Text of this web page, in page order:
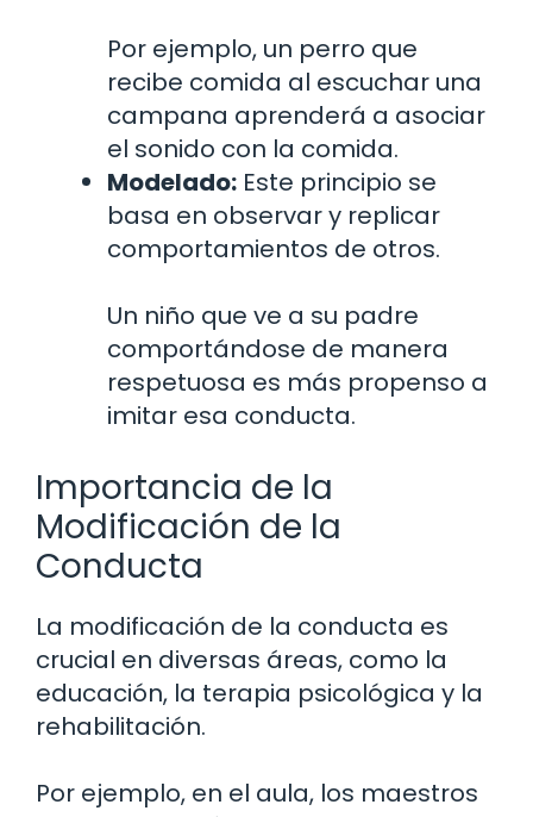
Por ejemplo, un perro que
recibe comida al escuchar una
campana aprenderá a asociar
el sonido con la comida.
Modelado: Este principio se
basa en observar y replicar
comportamientos de otros.
Un niño que ve a su padre
comportándose de manera
respetuosa es más propenso a
imitar esa conducta.
Importancia de la
Modificación de la
Conducta
La modificación de la conducta es
crucial en diversas áreas, como la
educación, la terapia psicológica y la
rehabilitación.
Por ejemplo, en el aula, los maestros